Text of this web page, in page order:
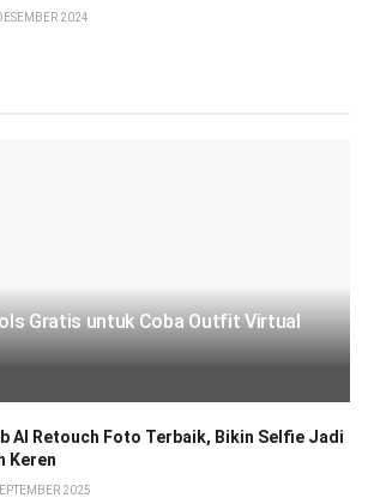
2024
Gratis untuk Coba Outfit Virtual
AI Retouch Foto Terbaik, Bikin Selfie Jadi
Keren
2025